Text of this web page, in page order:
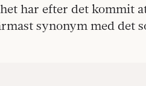
har efter det kommit
synonym med det